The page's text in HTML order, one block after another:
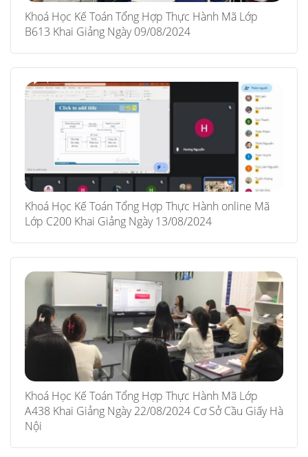
Khoá Học Kế Toán Tổng Hợp Thực Hành Mã Lớp
B613 Khai Giảng Ngày 09/08/2024
Khoá Học Kế Toán Tổng Hợp Thực Hành online Mã
Lớp C200 Khai Giảng Ngày 13/08/2024
Khoá Học Kế Toán Tổng Hợp Thực Hành Mã Lớp
A438 Khai Giảng Ngày 22/08/2024 Cơ Sở Cầu Giấy Hà
Nội